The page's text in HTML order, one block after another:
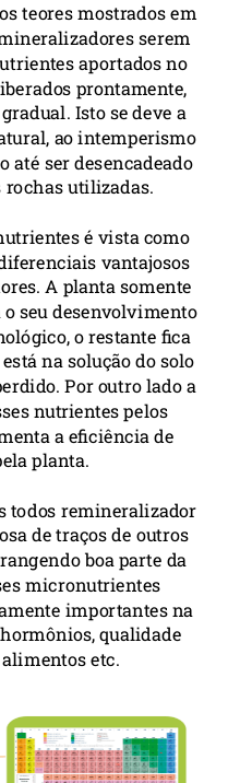
teores mostrados em
serem
aportados no
prontamente,
Isto se deve a
ao intemperismo
até ser desencadeado
utilizadas.
é vista como
vantajosos
A planta somente
o seu desenvolvimento
o restante fica
na solução do solo
Por outro lado a
nutrientes pelos
a eficiência de
planta.
todos remineralizador
de traços de outros
boa parte da
micronutrientes
importantes na
qualidade
etc.